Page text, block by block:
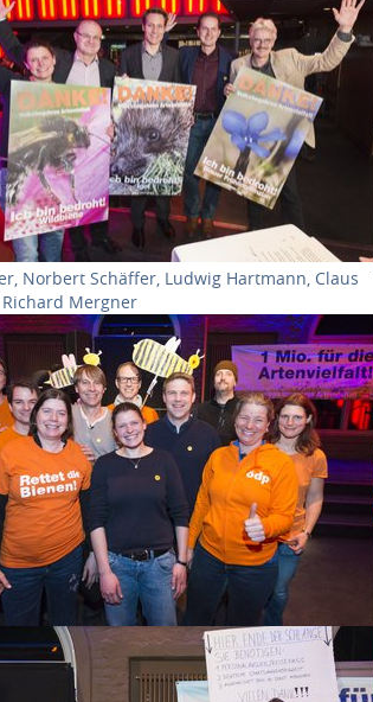
Norbert Schäffer, Ludwig Hartmann, Claus
Mergner
version for:
version for: